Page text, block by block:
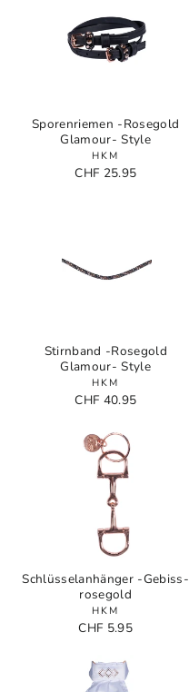
Sporenriemen -Rosegold
Glamour- Style
HKM
CHF 25.95
Stirnband -Rosegold
Glamour- Style
HKM
CHF 40.95
Schlüsselanhänger -Gebiss-
rosegold
HKM
CHF 5.95